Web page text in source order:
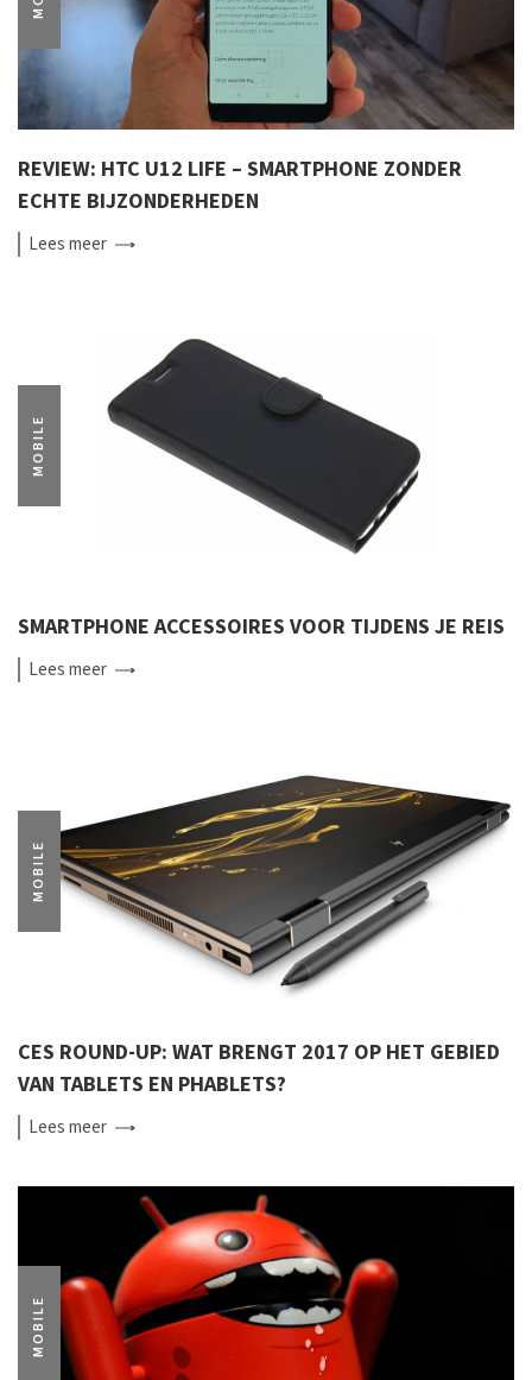
REVIEW: HTC U12 LIFE – SMARTPHONE ZONDER
ECHTE BIJZONDERHEDEN
Leesmeer
MOBILE
SMARTPHONE ACCESSOIRES VOOR TIJDENS JE REIS
Leesmeer
MOBILE
CES ROUND-UP: WAT BRENGT 2017 OP HET GEBIED
VAN TABLETS EN PHABLETS?
Leesmeer
MOBILE